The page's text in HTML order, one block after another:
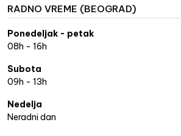
RADNO VREME (BEOGRAD)
Ponedeljak - petak
08h - 16h
Subota
09h - 13h
Nedelja
Neradni dan